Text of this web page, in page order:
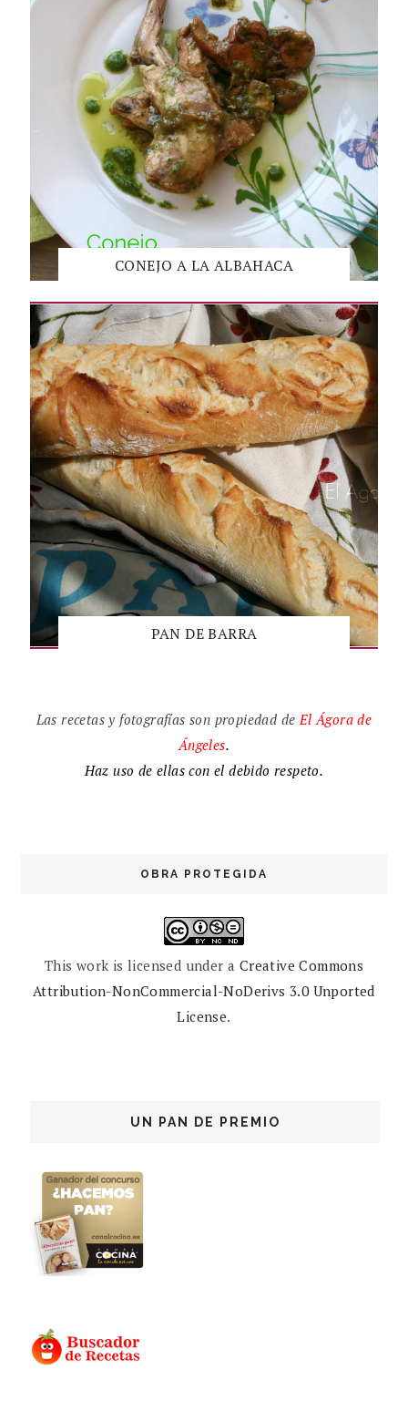
CONEJO A LA ALBAHACA
PAN DE BARRA
Las recetas y fotografías son propiedad de ElÁgora de
Ángeles.
Haz uso de ellas con el debido respeto.
OBRA PROTEGIDA
This work is licensed under a Creative Commons
Attribution-NonCommercial-NoDerivs 3.0 Unported
License.
UN PAN DE PREMIO